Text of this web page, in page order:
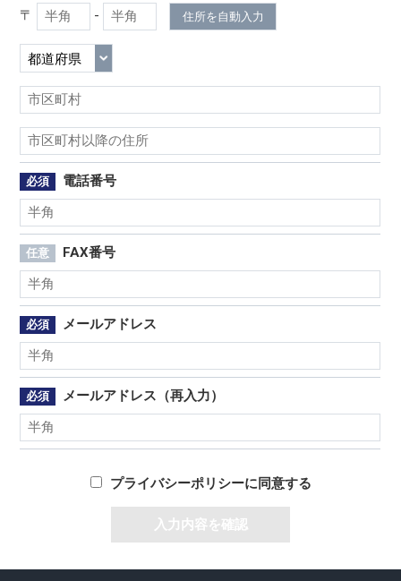
〒
-
必須 電話番号
任意 FAX番号
必須 メールアドレス
必須 メールアドレス（再入力）
プライバシーポリシーに同意する